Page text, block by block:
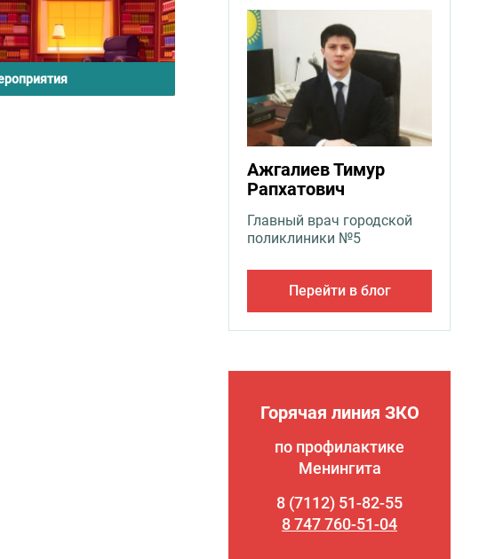
Ажгалиев Тимур
Рапхатович
Главный врач городской
поликлиники №5
Перейти в блог
Горячая линия ЗКО
по профилактике
Менингита
8 (7112) 51-82-55
8 747 760-51-04